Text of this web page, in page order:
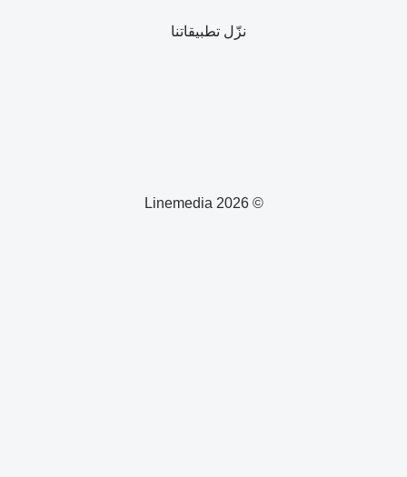
© 2026 Linemedia
نزّل تطبيقاتنا